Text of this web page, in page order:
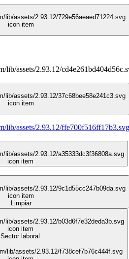
Limpiar
Sector laboral